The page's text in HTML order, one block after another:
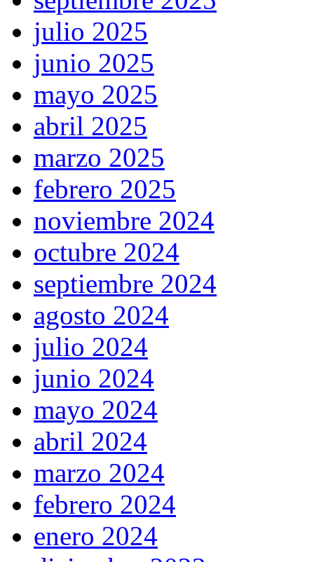
julio 2025
junio 2025
mayo 2025
abril 2025
marzo 2025
febrero 2025
noviembre 2024
octubre 2024
septiembre 2024
agosto 2024
julio 2024
junio 2024
mayo 2024
abril 2024
marzo 2024
febrero 2024
enero 2024